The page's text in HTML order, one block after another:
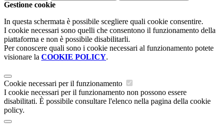
Gestione cookie
In questa schermata è possibile scegliere quali cookie consentire.
I cookie necessari sono quelli che consentono il funzionamento della
piattaforma e non è possibile disabilitarli.
Per conoscere quali sono i cookie necessari al funzionamento potete
visionare la COOKIE POLICY.
Cookie necessari per il funzionamento
I cookie necessari per il funzionamento non possono essere
disabilitati. È possibile consultare l'elenco nella pagina della cookie
policy.